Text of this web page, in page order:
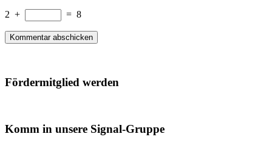
2 + = 8
Fördermitglied werden
Komm in unsere Signal-Gruppe